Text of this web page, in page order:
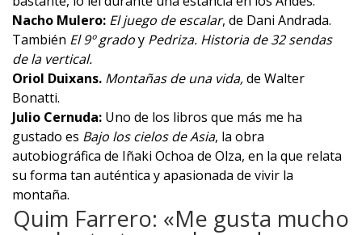
Nacho Mulero: El juego de escalar, de Dani Andrada.
También El 9º gradoy Pedriza. Historia de 32 sendas
de la vertical.
Oriol Duixans. Montañas de una vida,de Walter
Bonatti.
Julio Cernuda: Uno de los libros que más me ha
gustado es Bajo los cielos de Asia, la obra
autobiográfica de Iñaki Ochoa de Olza, en la que relata
su forma tan auténtica y apasionada de vivir la
montaña.
Quim Farrero: «Me gusta mucho